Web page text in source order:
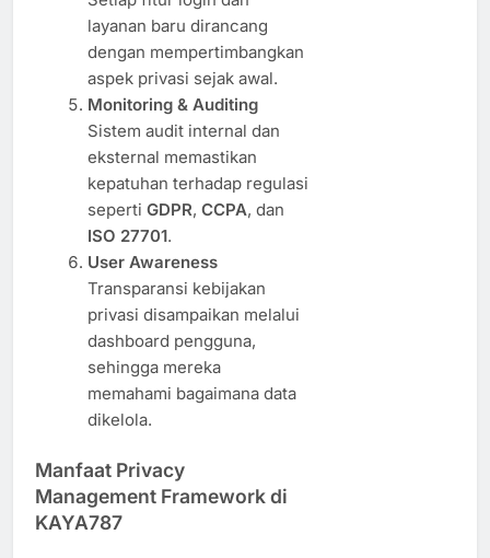
layanan baru dirancang
dengan mempertimbangkan
aspek privasi sejak awal.
Monitoring & Auditing
Sistem audit internal dan
eksternal memastikan
kepatuhan terhadap regulasi
seperti GDPR, CCPA, dan
ISO 27701.
User Awareness
Transparansi kebijakan
privasi disampaikan melalui
dashboard pengguna,
sehingga mereka
memahami bagaimana data
dikelola.
Manfaat Privacy
Management Framework di
KAYA787